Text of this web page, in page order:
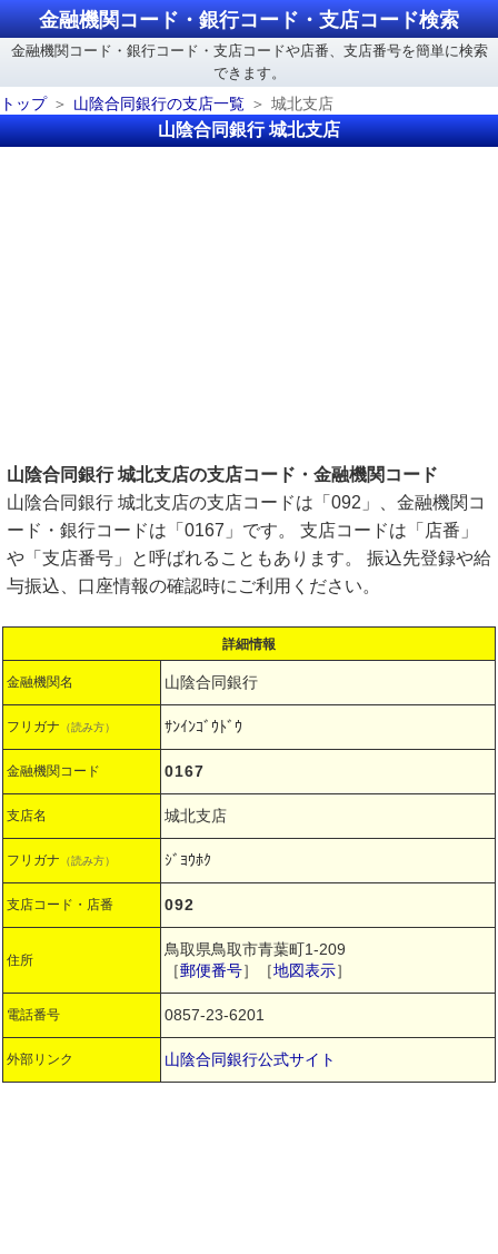
金融機関コード・銀行コード・支店コード検索
金融機関コード・銀行コード・支店コードや店番、支店番号を簡単に検索
できます。
トップ
山陰合同銀行の支店一覧 城北支店
山陰合同銀行 城北支店
山陰合同銀行 城北支店の支店コード・金融機関コード
山陰合同銀行 城北支店の支店コードは「092」、金融機関コ
ード・銀行コードは「0167」です。 支店コードは「店番」
や「支店番号」と呼ばれることもあります。 振込先登録や給
与振込、口座情報の確認時にご利用ください。
詳細情報
金融機関名 山陰合同銀行
フリガナ （読み方） ｻﾝｲﾝｺﾞｳﾄﾞｳ
金融機関コード 0167
支店名 城北支店
フリガナ （読み方） ｼﾞﾖｳﾎｸ
支店コード・店番 092
住所
鳥取県鳥取市青葉町1-209
［郵便番号］［地図表示］
電話番号 0857-23-6201
外部リンク 山陰合同銀行公式サイト